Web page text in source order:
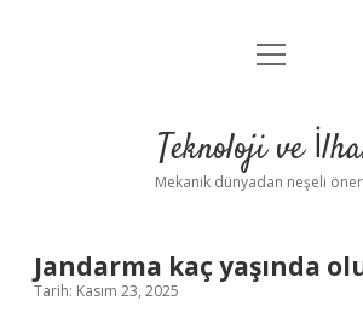
Anasayfa
Yasal Uyarı
menüyü
Teknoloji ve
Mekanik dünyadan neşeli
Jandarma kaç yaşında
Tarih: Kasım 23, 2025